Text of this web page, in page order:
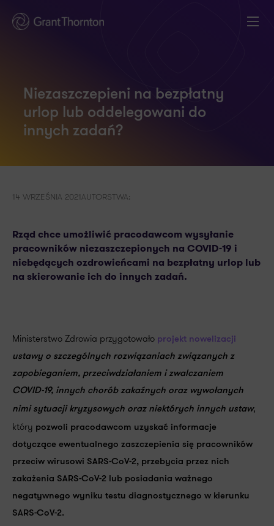
Niezaszczepieni na bezpłatny
urlop lub oddelegowani do
innych zadań?
14 WRZEŚNIA 2021AUTORSTWA:
Rząd chce umożliwić pracodawcom wysyłanie
pracowników niezaszczepionych na COVID-19 i
niebędących ozdrowieńcami na bezpłatny urlop lub
na skierowanie ich do innych zadań.
Ministerstwo Zdrowia przygotowało projekt nowelizacji
ustawy o szczególnych rozwiązaniach związanych z
zapobieganiem, przeciwdziałaniem i zwalczaniem
COVID-19, innych chorób zakaźnych oraz wywołanych
nimi sytuacji kryzysowych oraz niektórych innych ustaw,
który pozwoli pracodawcom uzyskać informacje
dotyczące ewentualnego zaszczepienia się pracowników
przeciw wirusowi SARS-CoV-2, przebycia przez nich
zakażenia SARS-CoV-2 lub posiadania ważnego
negatywnego wyniku testu diagnostycznego w kierunku
SARS-CoV-2.